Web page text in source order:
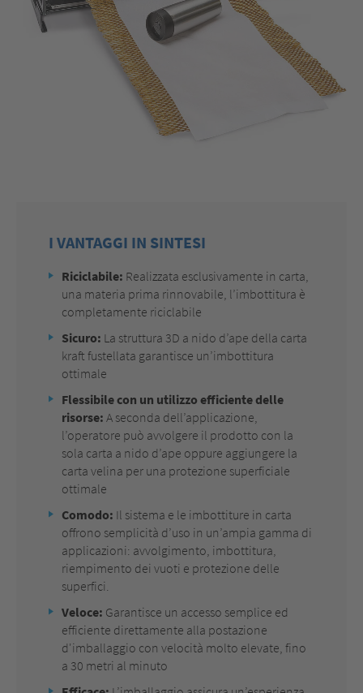
I VANTAGGI IN SINTESI
Riciclabile: Realizzata esclusivamente in carta,
una materia prima rinnovabile, l’imbottitura è
completamente riciclabile
Sicuro: La struttura 3D a nido d’ape della carta
kraft fustellata garantisce un’imbottitura
ottimale
Flessibile con un utilizzo efficiente delle
risorse: A seconda dell’applicazione,
l’operatore può avvolgere il prodotto con la
sola carta a nido d’ape oppure aggiungere la
carta velina per una protezione superficiale
ottimale
Comodo: Il sistema e le imbottiture in carta
offrono semplicità d’uso in un’ampia gamma di
applicazioni: avvolgimento, imbottitura,
riempimento dei vuoti e protezione delle
superfici.
Veloce: Garantisce un accesso semplice ed
efficiente direttamente alla postazione
d'imballaggio con velocità molto elevate, fino
a 30 metri al minuto